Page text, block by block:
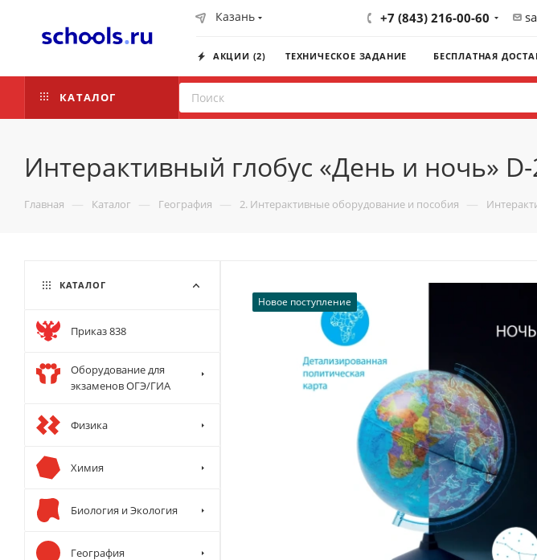
Казань +7 (843) 216-00-60
АКЦИИ (2) ТЕХНИЧЕСКОЕ ЗАДАНИЕ БЕСПЛАТНАЯ
КАТАЛОГ
Интерактивный глобус «День и ночь»
Главная — Каталог — География — 2. Интерактивные оборудование и пособия —
Новое поступление
КАТАЛОГ
Приказ 838
Оборудование для
экзаменов ОГЭ/ГИА
Физика
Химия
Биология и Экология
География